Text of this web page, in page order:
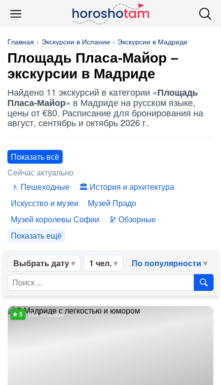
Главная Экскурсии в Испании Экскурсии в Мадриде
Площадь Пласа-Майор –
экскурсии в Мадриде
Найдено 11 экскурсий в категории «Площадь
Пласа-Майор» в Мадриде на русском языке,
цены от €80. Расписание для бронирования на
август, сентябрь и октябрь 2026 г.
Показать всё
Сейчас актуально
Пешеходные
История и архитектура
Искусство и музеи
Музей Прадо
Музей королевы Софии
Обзорные
Показать ещё
Выбрать дату 1 чел. По популярности
266 отзывов